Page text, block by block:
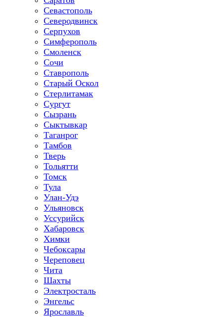
Севастополь
Северодвинск
Серпухов
Симферополь
Смоленск
Сочи
Ставрополь
Старый Оскол
Стерлитамак
Сургут
Сызрань
Сыктывкар
Таганрог
Тамбов
Тверь
Тольятти
Томск
Тула
Улан-Удэ
Ульяновск
Уссурийск
Хабаровск
Химки
Чебоксары
Череповец
Чита
Шахты
Электросталь
Энгельс
Ярославль